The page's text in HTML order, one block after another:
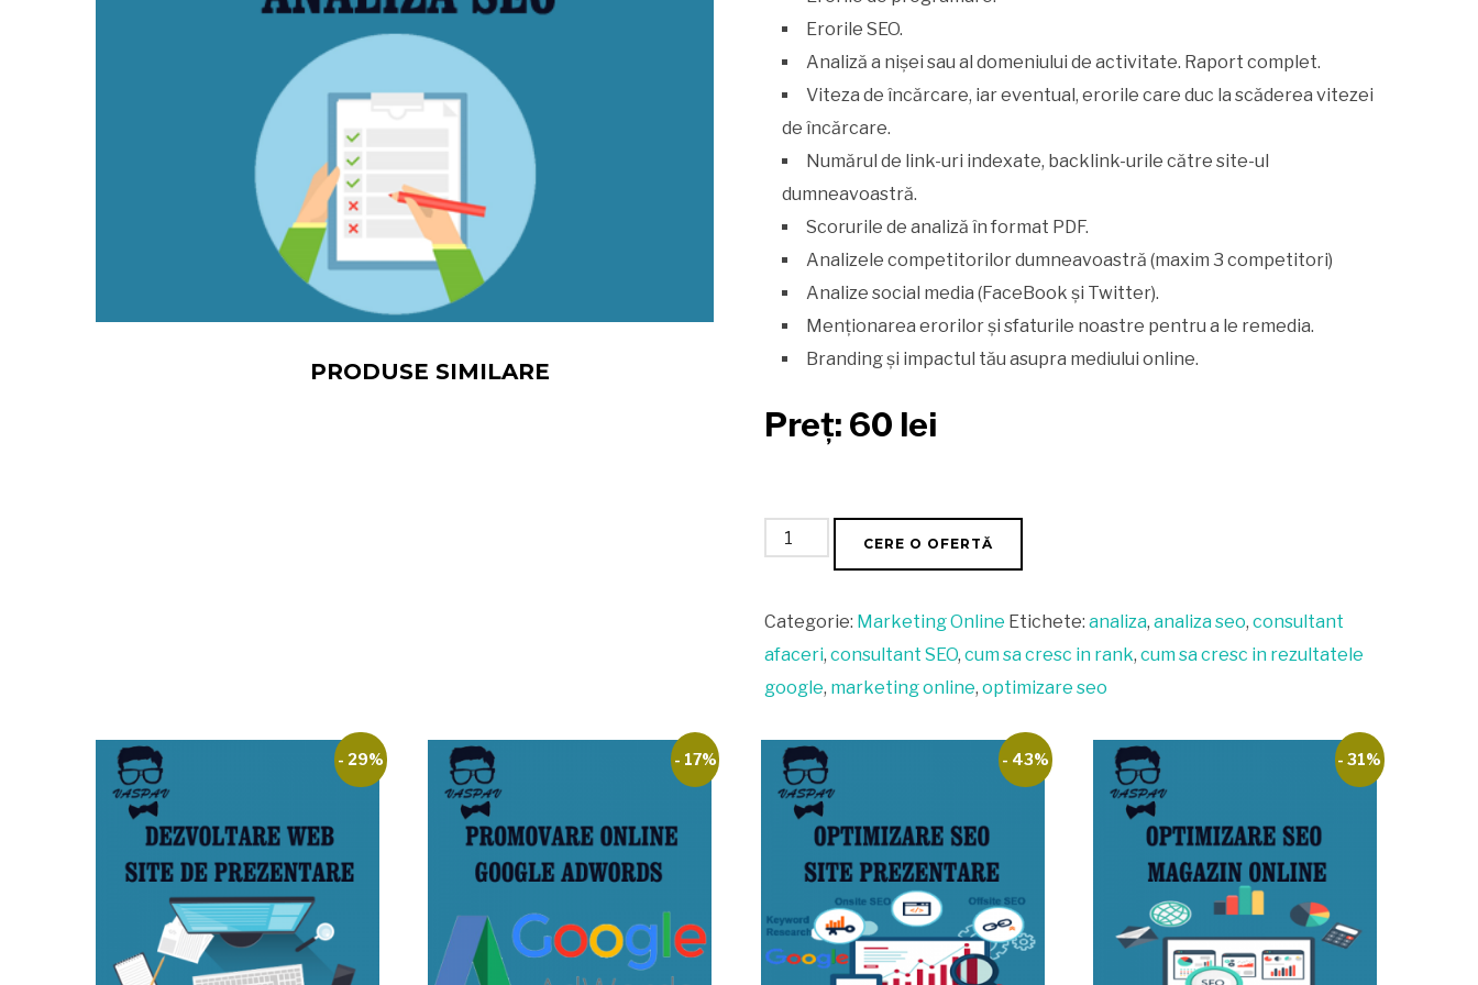
Erorile SEO.
Analiză a nișei sau al domeniului de activitate. Raport complet.
Viteza de încărcare, iar eventual, erorile care duc la scăderea vitezei
de încărcare.
Numărul de link-uri indexate, backlink-urile către site-ul
dumneavoastră.
Scorurile de analiză în format PDF.
Analizele competitorilor dumneavoastră (maxim 3 competitori)
Analize social media (FaceBook și Twitter).
Menționarea erorilor și sfaturile noastre pentru a le remedia.
Branding și impactul tău asupra mediului online.
Preț: 60 lei
Cantitate
-
Audit
SEO
CERE O OFERTĂ
Categorie: Marketing Online Etichete:analiza,analiza seo,consultant
afaceri,consultant SEO,cum sa cresc in rank,cum sa cresc in rezultatele
google, marketing online,optimizare seo
PRODUSE SIMILARE
- 29% - 17% - 43% - 31%